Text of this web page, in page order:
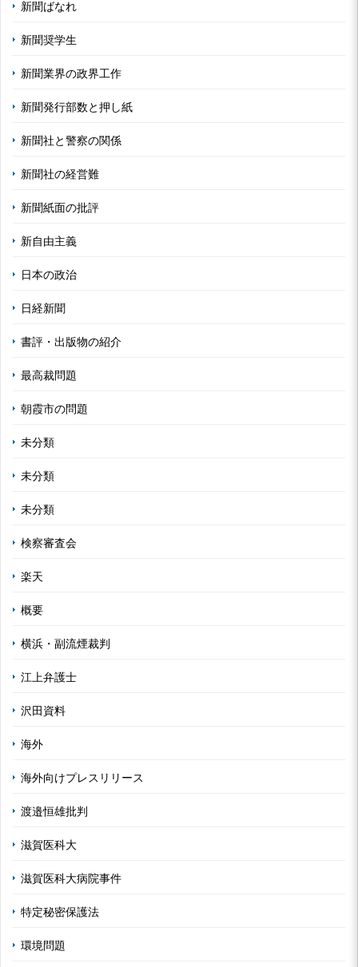
新聞ばなれ
新聞奨学生
新聞業界の政界工作
新聞発行部数と押し紙
新聞社と警察の関係
新聞社の経営難
新聞紙面の批評
新自由主義
日本の政治
日経新聞
書評・出版物の紹介
最高裁問題
朝霞市の問題
未分類
未分類
未分類
検察審査会
楽天
概要
横浜・副流煙裁判
江上弁護士
沢田資料
海外
海外向けプレスリリース
渡邉恒雄批判
滋賀医科大
滋賀医科大病院事件
特定秘密保護法
環境問題